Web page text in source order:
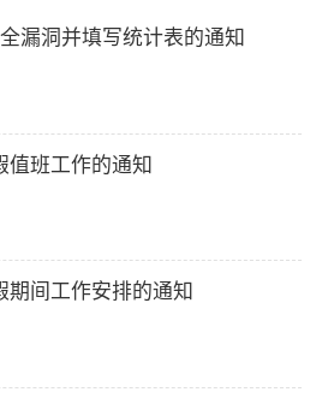
漏洞并填写统计表的通知
值班工作的通知
间工作安排的通知